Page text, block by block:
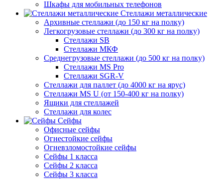
Шкафы для мобильных телефонов
Стеллажи металлические
Архивные стеллажи (до 150 кг на полку)
Легкогрузовые стеллажи (до 300 кг на полку)
Стеллажи SB
Стеллажи МКФ
Среднегрузовые стеллажи (до 500 кг на полку)
Стеллажи MS Pro
Стеллажи SGR-V
Стеллажи для паллет (до 4000 кг на ярус)
Стеллажи MS U (от 150-400 кг на полку)
Ящики для стеллажей
Стеллажи для колес
Сейфы
Офисные сейфы
Огнестойкие сейфы
Огневзломостойкие сейфы
Сейфы 1 класса
Сейфы 2 класса
Сейфы 3 класса